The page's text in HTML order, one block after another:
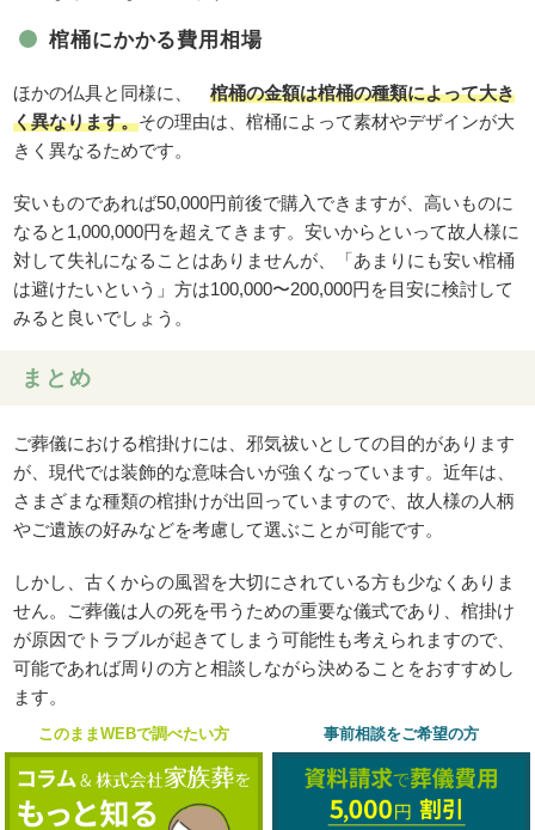
棺桶にかかる費用相場
ほかの仏具と同様に、棺桶の金額は棺桶の種類によって大き
く異なります。その理由は、棺桶によって素材やデザインが大
きく異なるためです。
安いものであれば50,000円前後で購入できますが、高いものに
なると1,000,000円を超えてきます。安いからといって故人様に
対して失礼になることはありませんが、「あまりにも安い棺桶
は避けたいという」方は100,000〜200,000円を目安に検討して
みると良いでしょう。
まとめ
ご葬儀における棺掛けには、邪気祓いとしての目的があります
が、現代では装飾的な意味合いが強くなっています。近年は、
さまざまな種類の棺掛けが出回っていますので、故人様の人柄
やご遺族の好みなどを考慮して選ぶことが可能です。
しかし、古くからの風習を大切にされている方も少なくありま
せん。ご葬儀は人の死を弔うための重要な儀式であり、棺掛け
が原因でトラブルが起きてしまう可能性も考えられますので、
可能であれば周りの方と相談しながら決めることをおすすめし
ます。
このままWEBで調べたい方 事前相談をご希望の方